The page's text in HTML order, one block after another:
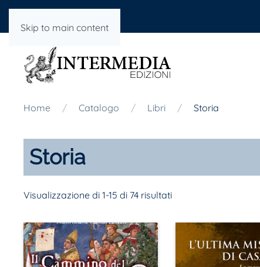
Skip to main content
Home Catalogo Libri Storia
Storia
Visualizzazione di 1-15 di 74 risultati